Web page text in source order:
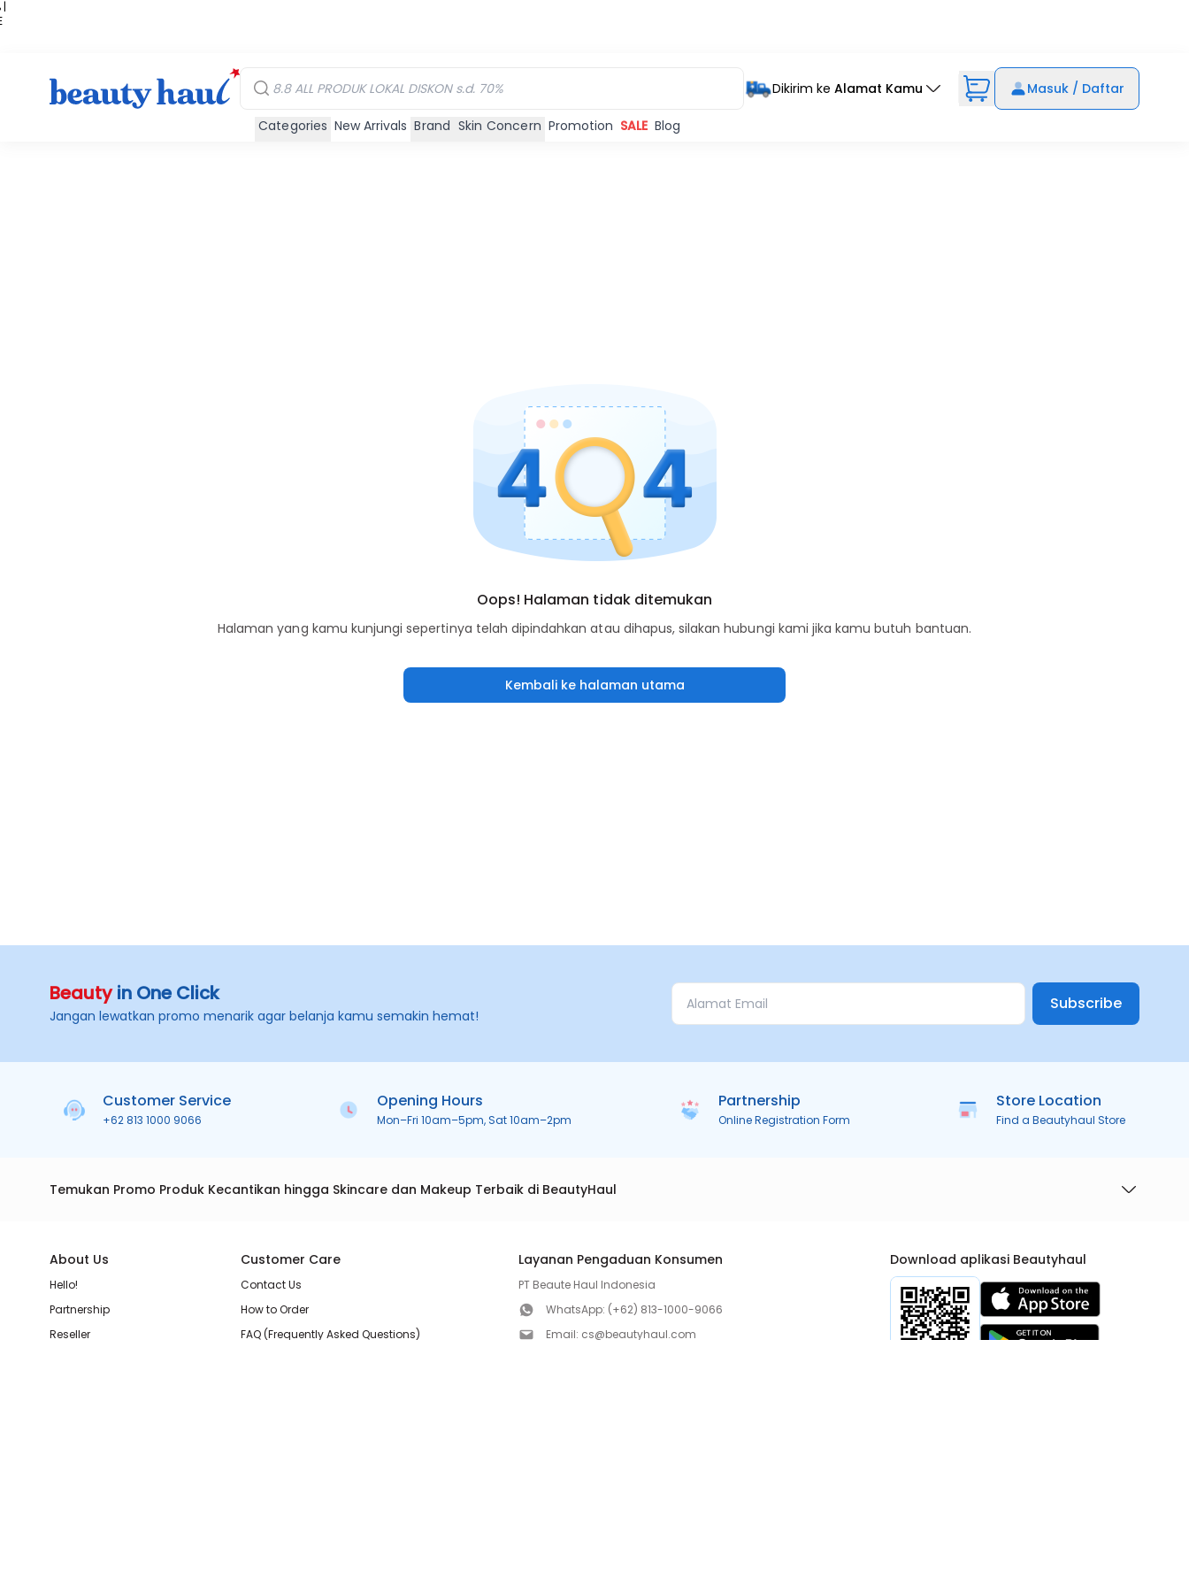
|
Dikirim ke Alamat Kamu Masuk / Daftar
Categories New Arrivals Brand Skin Concern Promotion SALE Blog
Oops! Halaman tidak ditemukan
Halaman yang kamu kunjungi sepertinya telah dipindahkan atau dihapus, silakan hubungi kami jika kamu butuh bantuan.
Kembali ke halaman utama
Beautyin One Click
Jangan lewatkan promo menarik agar belanja kamu semakin hemat!
Subscribe
Customer Service
+62 813 1000 9066
Opening Hours
Mon–Fri 10am–5pm, Sat 10am–2pm
Partnership
Online Registration Form
Store Location
Find a Beautyhaul Store
Temukan Promo Produk Kecantikan hingga Skincare dan Makeup Terbaik di BeautyHaul
About Us
Hello!
Partnership
Reseller
Customer Care
Contact Us
How to Order
FAQ (Frequently Asked Questions)
Layanan Pengaduan Konsumen
PT Beaute Haul Indonesia
WhatsApp: (+62) 813-1000-9066
Email: cs@beautyhaul.com
Download aplikasi Beautyhaul